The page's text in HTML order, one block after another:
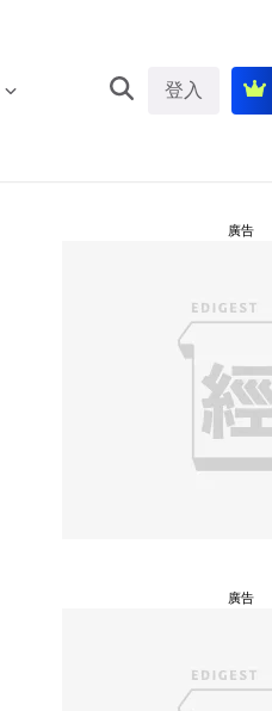
登入
廣告
廣告